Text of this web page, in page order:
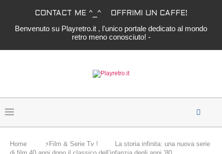
CONTACT ME ^_^ OFFRIMI UN CAFFE!
Benvenuto su Playretro.it , l'unico portale dedicato al mondo
retro meno conosciuto! -
Home ⚡️Film & Serie Tv !
La storia infinita: una nuova serie